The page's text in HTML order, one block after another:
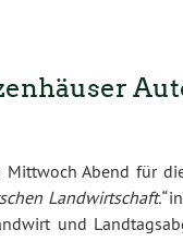
Abend für
Landwirtschaft.“in
und